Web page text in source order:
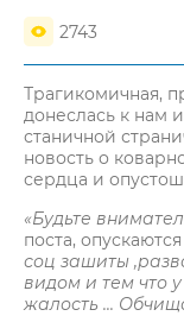
2743
Трагикомичная,
донеслась к нам
станичной
новость о
сердца и
«Будьте
поста,
соц зашиты
видом и тем что
жалость ...